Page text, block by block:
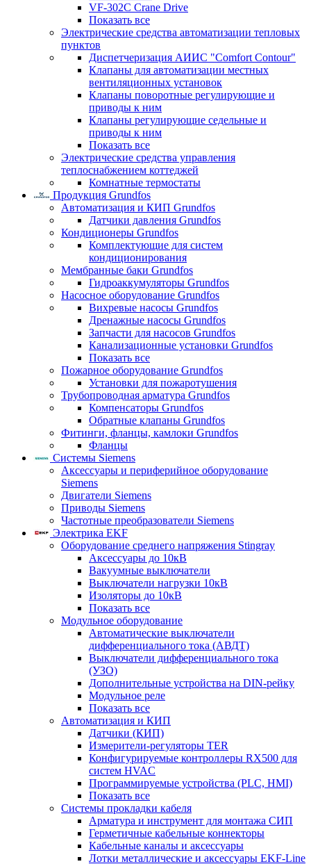
VF-302C Crane Drive
Показать все
Электрические средства автоматизации тепловых
пунктов
Диспетчеризация АИИС "Comfort Contour"
Клапаны для автоматизации местных
вентиляционных установок
Клапаны поворотные регулирующие и
приводы к ним
Клапаны регулирующие седельные и
приводы к ним
Показать все
Электрические средства управления
теплоснабжением коттеджей
Комнатные термостаты
Продукция Grundfos
Автоматизация и КИП Grundfos
Датчики давления Grundfos
Кондиционеры Grundfos
Комплектующие для систем
кондиционирования
Мембранные баки Grundfos
Гидроаккумуляторы Grundfos
Насосное оборудование Grundfos
Вихревые насосы Grundfos
Дренажные насосы Grundfos
Запчасти для насосов Grundfos
Канализационные установки Grundfos
Показать все
Пожарное оборудование Grundfos
Установки для пожаротушения
Трубопроводная арматура Grundfos
Компенсаторы Grundfos
Обратные клапаны Grundfos
Фитинги, фланцы, камлоки Grundfos
Фланцы
Системы Siemens
Аксессуары и периферийное оборудование
Siemens
Двигатели Siemens
Приводы Siemens
Частотные преобразователи Siemens
Электрика EKF
Оборудование среднего напряжения Stingray
Аксессуары до 10кВ
Вакуумные выключатели
Выключатели нагрузки 10кВ
Изоляторы до 10кВ
Показать все
Модульное оборудование
Автоматические выключатели
дифференциального тока (АВДТ)
Выключатели дифференциального тока
(УЗО)
Дополнительные устройства на DIN-рейку
Модульное реле
Показать все
Автоматизация и КИП
Датчики (КИП)
Измерители-регуляторы TER
Конфигурируемые контроллеры RX500 для
систем HVAC
Программируемые устройства (PLC, HMI)
Показать все
Системы прокладки кабеля
Арматура и инструмент для монтажа СИП
Герметичные кабельные коннекторы
Кабельные каналы и аксессуары
Лотки металлические и аксессуары EKF-Line